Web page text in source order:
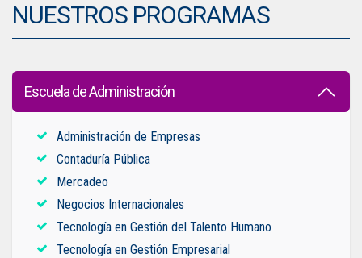
NUESTROS PROGRAMAS
Escuela deAdministración
Administración de Empresas
Contaduría Pública
Mercadeo
Negocios Internacionales
Tecnología en Gestión del Talento Humano
Tecnología en Gestión Empresarial